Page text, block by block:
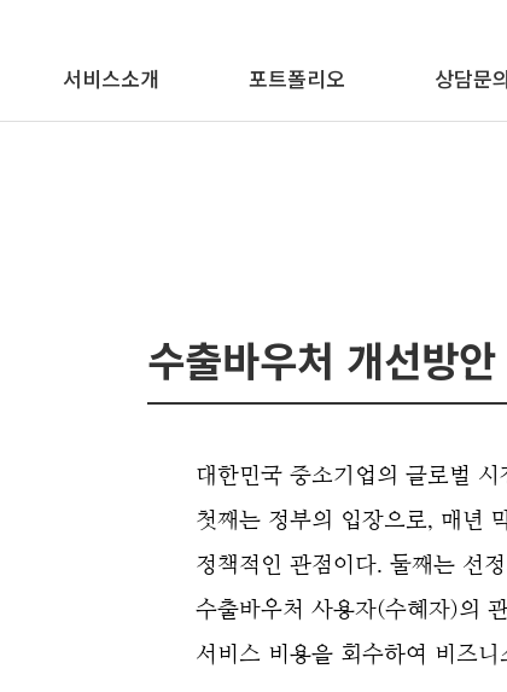
서비스소개 포트폴리오 상담문의
수출바우처 개선방안
대한민국 중소기업의 글로벌
첫째는 정부의 입장으로, 매년
정책적인 관점이다. 둘째는 선
수출바우처 사용자(수혜자)의
서비스 비용을 회수하여 비즈